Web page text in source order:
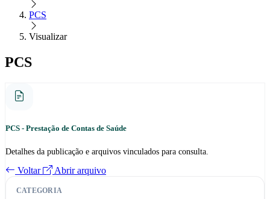
PCS
Visualizar
PCS
PCS - Prestação de Contas de Saúde
Detalhes da publicação e arquivos vinculados para consulta.
Voltar Abrir arquivo
CATEGORIA